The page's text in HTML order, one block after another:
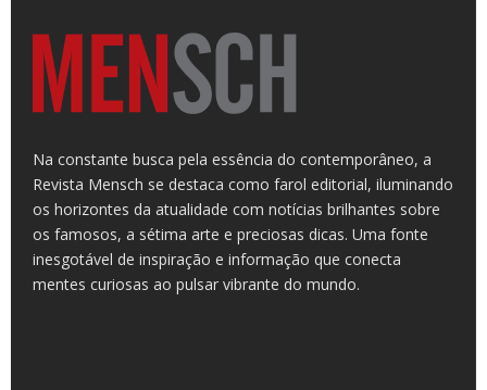
Na constante busca pela essência do contemporâneo, a
Revista Mensch se destaca como farol editorial, iluminando
os horizontes da atualidade com notícias brilhantes sobre
os famosos, a sétima arte e preciosas dicas. Uma fonte
inesgotável de inspiração e informação que conecta
mentes curiosas ao pulsar vibrante do mundo.